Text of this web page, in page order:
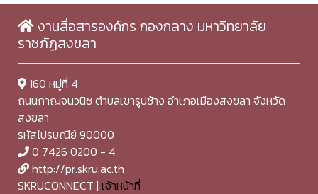
งานสื่อสารองค์กร กองกลาง มหาวิทยาลัย
ราชภัฏสงขลา
160 หมู่ที่ 4
ถนนกาญจนวนิช ตำบลเขารูปช้าง อำเภอเมืองสงขลา จังหวัด
สงขลา
รหัสไปรษณีย์ 90000
0 7426 0200 - 4
http://pr.skru.ac.th
SKRUCONNECT | เจ้าหน้าที่